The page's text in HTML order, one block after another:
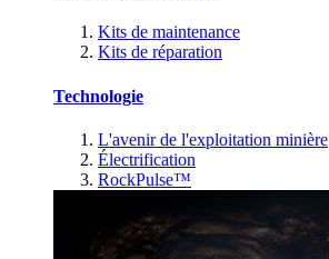
Kits de maintenance
Kits de réparation
Technologie
L'avenir de l'exploitation minière
Électrification
RockPulse™